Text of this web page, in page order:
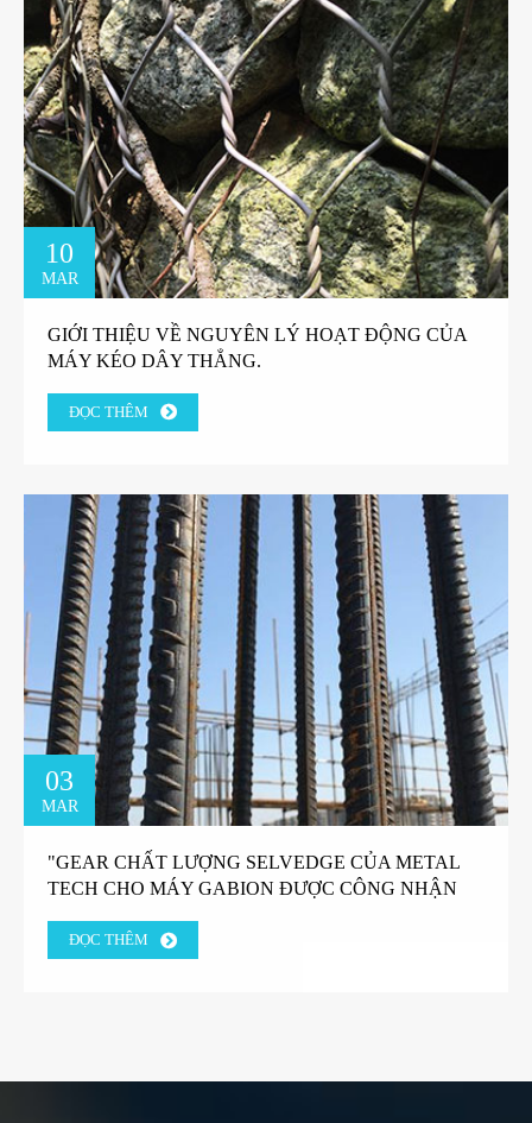
10
MAR
GIỚI THIỆU VỀ NGUYÊN LÝ HOẠT ĐỘNG CỦA
MÁY KÉO DÂY THẲNG.
ĐỌC THÊM
03
MAR
"GEAR CHẤT LƯỢNG SELVEDGE CỦA METAL
TECH CHO MÁY GABION ĐƯỢC CÔNG NHẬN
LẠP."
ĐỌC THÊM